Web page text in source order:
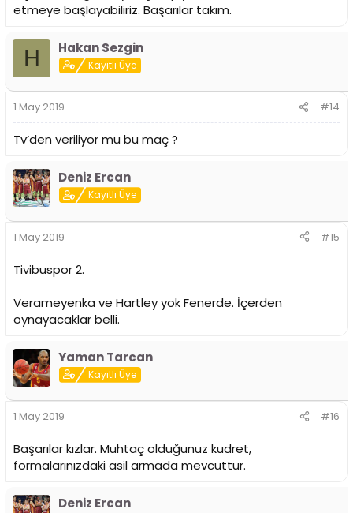
etmeye başlayabiliriz. Başarılar takım.
H Hakan Sezgin
Kayıtlı Üye
1 May 2019 #14
Tv’den veriliyor mu bu maç ?
Deniz Ercan
Kayıtlı Üye
1 May 2019 #15
Tivibuspor 2.
Verameyenka ve Hartley yok Fenerde. İçerden
oynayacaklar belli.
Yaman Tarcan
Kayıtlı Üye
1 May 2019 #16
Başarılar kızlar. Muhtaç olduğunuz kudret,
formalarınızdaki asil armada mevcuttur.
Deniz Ercan